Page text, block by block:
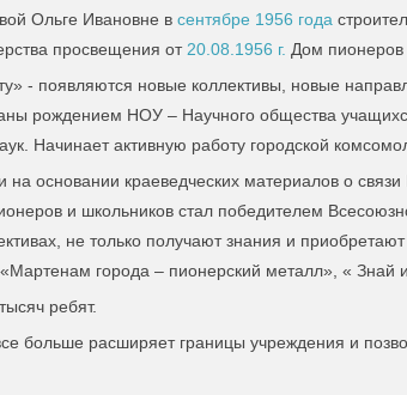
Ольге Ивановне в сентябре 1956 года
просвещения от 20.08.1956 г. Дом пионеров
- появляются новые коллективы, новые
рождением НОУ – Научного общества
Начинает активную работу городской
и на основании краеведческих материалов о
и школьников стал победителем
не только получают знания и
города – пионерский металл», « Знай
ребят.
больше расширяет границы учреждения и